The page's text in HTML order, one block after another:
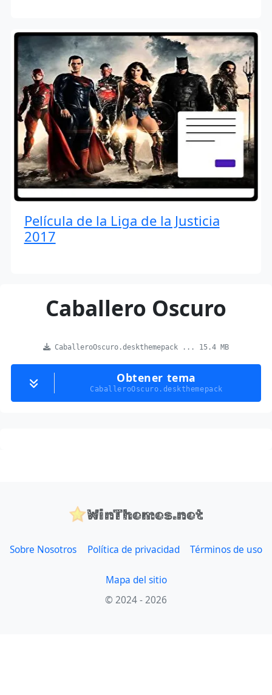
Película de la Liga de la Justicia
2017
Caballero Oscuro
CaballeroOscuro.deskthemepack ... 15.4 MB
Obtener tema
CaballeroOscuro.deskthemepack
WinThemes.net
Sobre Nosotros Política de privacidad Términos de uso
Mapa del sitio
© 2024 - 2026